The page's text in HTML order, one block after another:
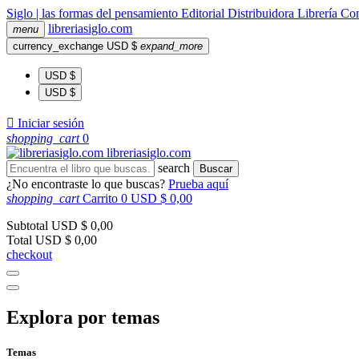
Siglo | las formas del pensamiento Editorial Distribuidora Librería
menu libreriasiglo.com
currency_exchange USD $ expand_more
USD $
USD $
 Iniciar sesión
shopping_cart 0
libreriasiglo.com
search
Buscar
¿No encontraste lo que buscas? Prueba aquí
shopping_cart Carrito 0 USD $ 0,00
Subtotal USD $ 0,00
Total USD $ 0,00
checkout
Explora por temas
Temas